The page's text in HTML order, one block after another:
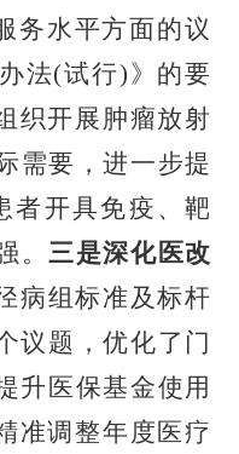
务水平方面的议
法(试行)》的要
织开展肿瘤放射
需要，进一步提
者开具免疫、靶
。三是深化医改
病组标准及标杆
议题，优化了门
升医保基金使用
准调整年度医疗